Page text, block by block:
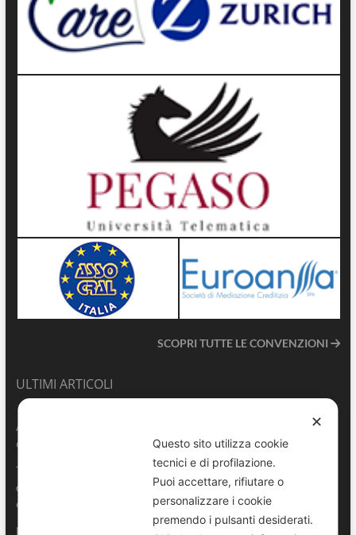
SCOPRI TUTTE LE CONVENZIONI
ULTIMI ARTICOLI
ANVU TG | Edizione del 06.08.2026
6 Agosto 2026
Terrasini 2026: aperte le pre-iscrizioni al 6° Convegno Regionale
delle Polizie Locali Siciliane
6 Agosto 2026
Pescara, comandante della Polizia Locale di Spoltore salva un
✕
Questo sito utilizza cookie
tecnici e di profilazione.
Puoi accettare, rifiutare o
personalizzare i cookie
premendo i pulsanti desiderati.